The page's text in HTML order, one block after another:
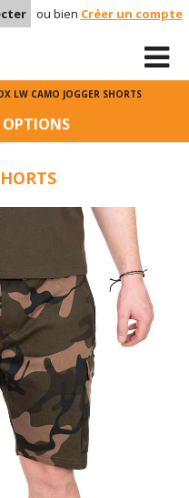
ou bien Créer un compte
LW CAMO JOGGER SHORTS
OPTIONS